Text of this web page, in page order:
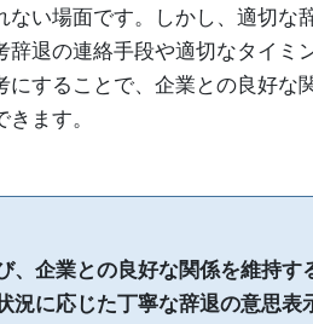
い場面です。しかし、適切な
退の連絡手段や適切なタイミ
することで、企業との良好な
ます。
、企業との良好な関係を維持す
況に応じた丁寧な辞退の意思表